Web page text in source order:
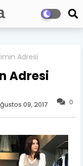
Adresi
Adresi
0
09, 2017